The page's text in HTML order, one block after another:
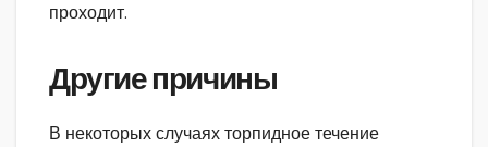
проходит.
Другие причины
В некоторых случаях торпидное течение